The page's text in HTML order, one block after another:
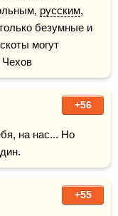
русским,
могут
Чехов
+56
на нас... Но
+55